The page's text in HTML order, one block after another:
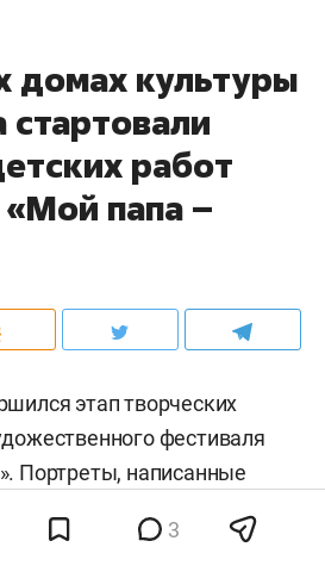
домах культуры
стартовали
работ
папа –
этап творческих
фестиваля
Портреты, написанные
на выставках в районных
3